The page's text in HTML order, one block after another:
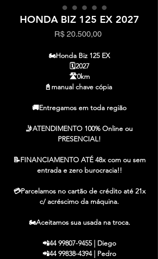
HONDA BIZ 125 EX 2027
R$ 20.500,00Preço
🏍️Honda Biz 125 EX
🗓️2027
🛣️0km
📓manual chave cópia
🚚Entregamos em toda região
🤳ATENDIMENTO 100% Online ou
PRESENCIAL!
📝FINANCIAMENTO ATÉ 48x com ou sem
entrada e zero burocracia!!
💳Parcelamos no cartão de crédito até 21x
c/ acréscimo da máquina.
🏍️Aceitamos sua usada na troca.
📲44 99807-9455 | Diego
📲44 99838-4394 | Pedro